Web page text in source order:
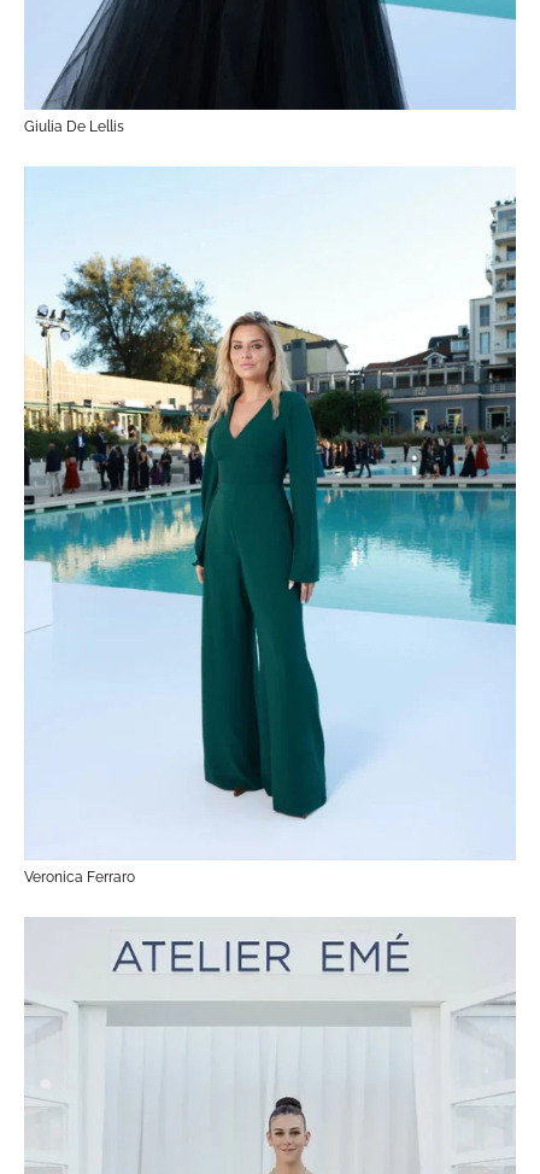
Giulia De Lellis
Veronica Ferraro